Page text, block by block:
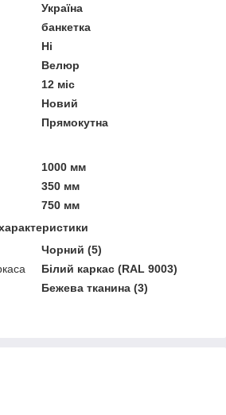
Україна
банкетка
Ні
Велюр
12 міс
Новий
Прямокутна
1000 мм
350 мм
750 мм
Чорний (5)
Білий каркас (RAL 9003)
Бежева тканина (3)